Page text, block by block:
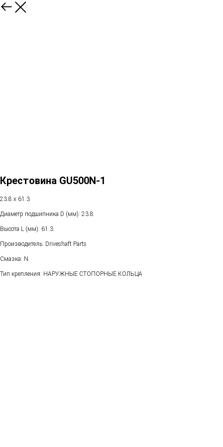
Крестовина GU500N-1
23.8 x 61.3
Диаметр подшипника D (мм): 23.8
Высота L (мм): 61.3
Производитель: Driveshaft Parts
Смазка: N
Тип крепления: НАРУЖНЫЕ СТОПОРНЫЕ КОЛЬЦА